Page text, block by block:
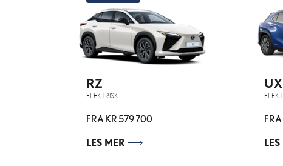
RZ
ELEKTRISK
FRA KR 579 700
LES MER
UX